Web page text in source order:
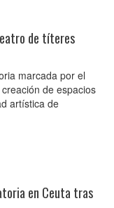
de títeres
marcada por el
de espacios
artística de
en Ceuta tras